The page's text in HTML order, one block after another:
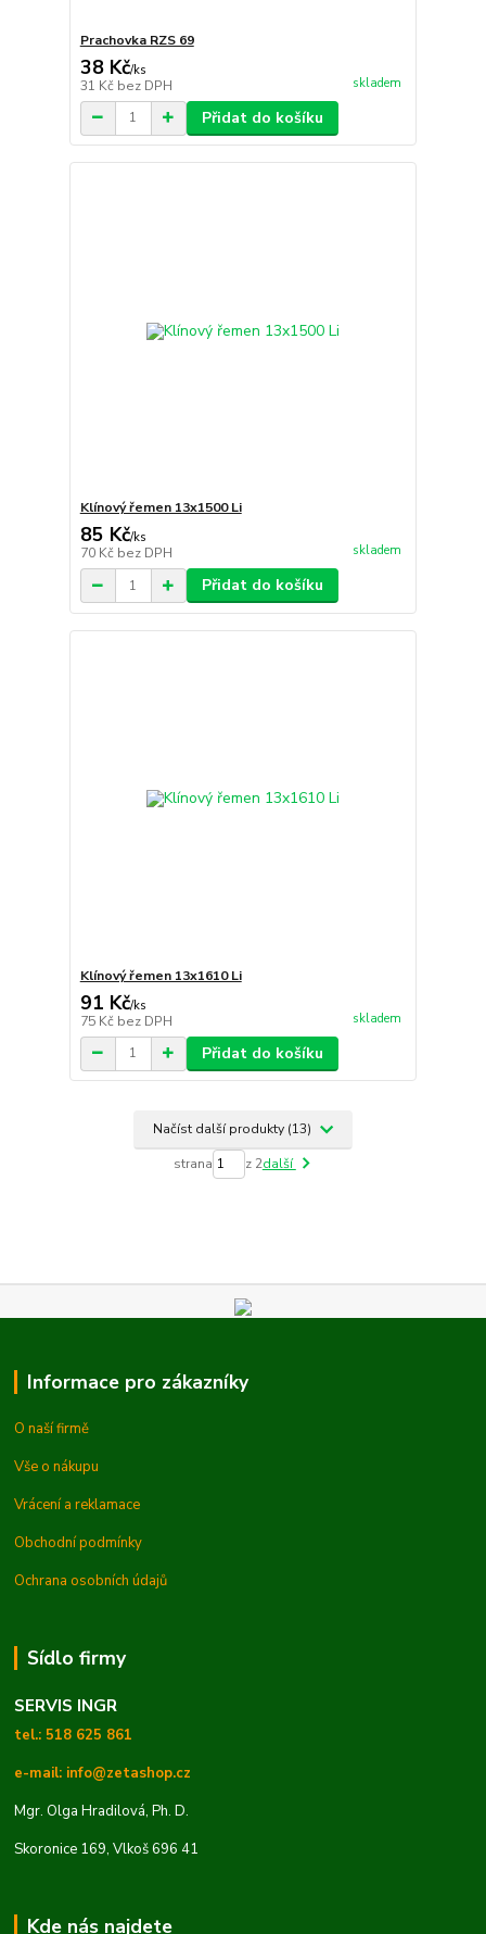
Prachovka RZS 69
38 Kč/ks
31 Kč bez DPH skladem
Přidat do košíku
Klínový řemen 13x1500 Li
85 Kč/ks
70 Kč bez DPH skladem
Přidat do košíku
Klínový řemen 13x1610 Li
91 Kč/ks
75 Kč bez DPH skladem
Přidat do košíku
Načíst další produkty (13)
strana z 2další
Informace pro zákazníky
O naší firmě
Vše o nákupu
Vrácení a reklamace
Obchodní podmínky
Ochrana osobních údajů
Sídlo firmy
SERVIS INGR
tel.: 518 625 861
e-mail: info@zetashop.cz
Mgr. Olga Hradilová, Ph. D.
Skoronice 169, Vlkoš 696 41
Kde nás najdete